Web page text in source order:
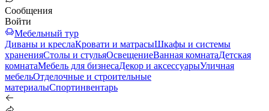
Сообщения
Войти
Мебельный тур
Диваны и креслаКровати и матрасыШкафы и системы
храненияСтолы и стульяОсвещениеВанная комнатаДетская
комнатаМебель для бизнесаДекор и аксессуарыУличная
мебельОтделочные и строительные
материалыСпортинвентарь